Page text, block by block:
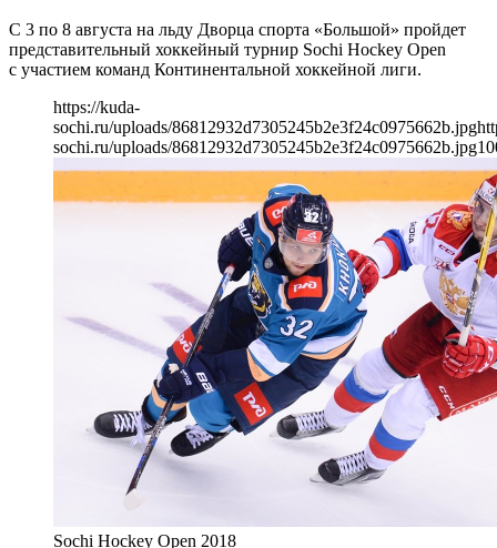
С 3 по 8 августа на льду Дворца спорта «Большой» пройдет
представительный хоккейный турнир Sochi Hockey Open
с участием команд Континентальной хоккейной лиги.
https://kuda-
sochi.ru/uploads/86812932d7305245b2e3f24c0975662b.jpg
sochi.ru/uploads/86812932d7305245b2e3f24c0975662b.jpg
Sochi Hockey Open 2018